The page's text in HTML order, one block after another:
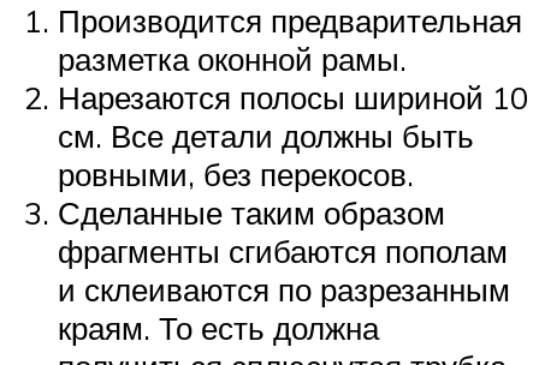
Производится предварительная
разметка оконной рамы.
Нарезаются полосы шириной 10
см. Все детали должны быть
ровными, без перекосов.
Сделанные таким образом
фрагменты сгибаются пополам
и склеиваются по разрезанным
краям. То есть должна